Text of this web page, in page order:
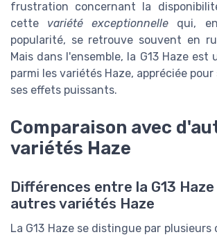
frustration concernant la
cette variété exceptionnelle qui,
popularité, se retrouve souvent en
Mais dans l'ensemble, la G13 Haze est
parmi les variétés Haze, appréciée
ses effets puissants.
Comparaison avec
variétés Haze
Différences entre la G13
autres variétés Haze
La G13 Haze se distingue par